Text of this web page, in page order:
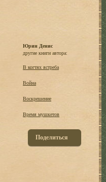
Юрин Денис
другие книги автора:
В когтях ястреба
Война
Воскрешение
Время мушкетов
Поделиться